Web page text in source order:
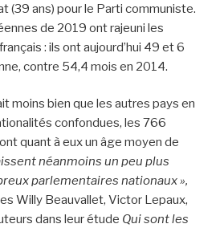
(39 ans) pour le Parti communiste.
de 2019 ont rajeuni les
: ils ont aujourd’hui 49 et 6
contre 54,4 mois en 2014.
moins bien que les autres pays en
confondues, les 766
quant à eux un âge moyen de
néanmoins un peu plus
parlementaires nationaux »,
Willy Beauvallet, Victor Lepaux,
dans leur étude Qui sont les